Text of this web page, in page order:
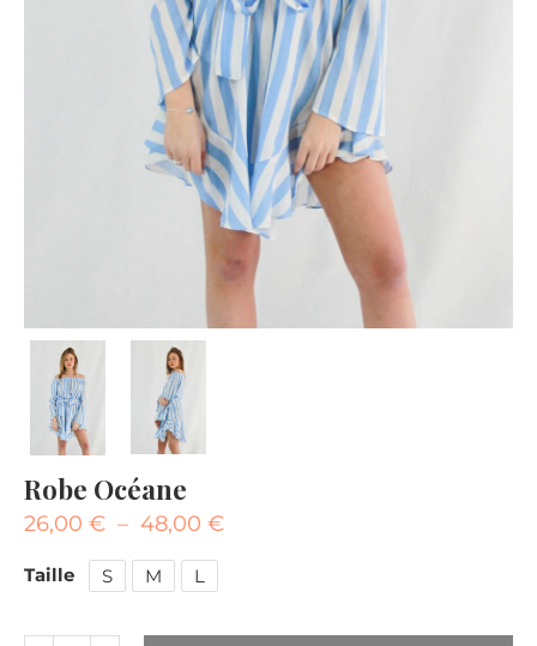
Robe Océane
26,00 € – 48,00 €
Taille S M L